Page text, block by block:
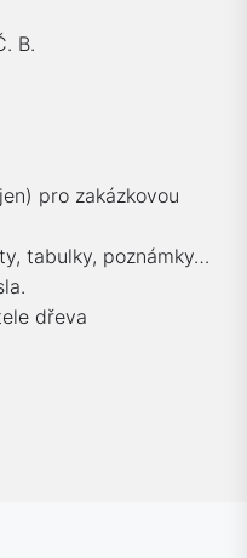
B.
pro zakázkovou
tabulky, poznámky…
dřeva